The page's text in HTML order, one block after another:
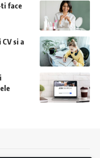
ti face
si a